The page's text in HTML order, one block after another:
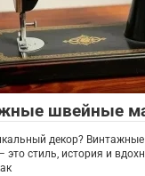
швейные
декор?
это стиль, история и